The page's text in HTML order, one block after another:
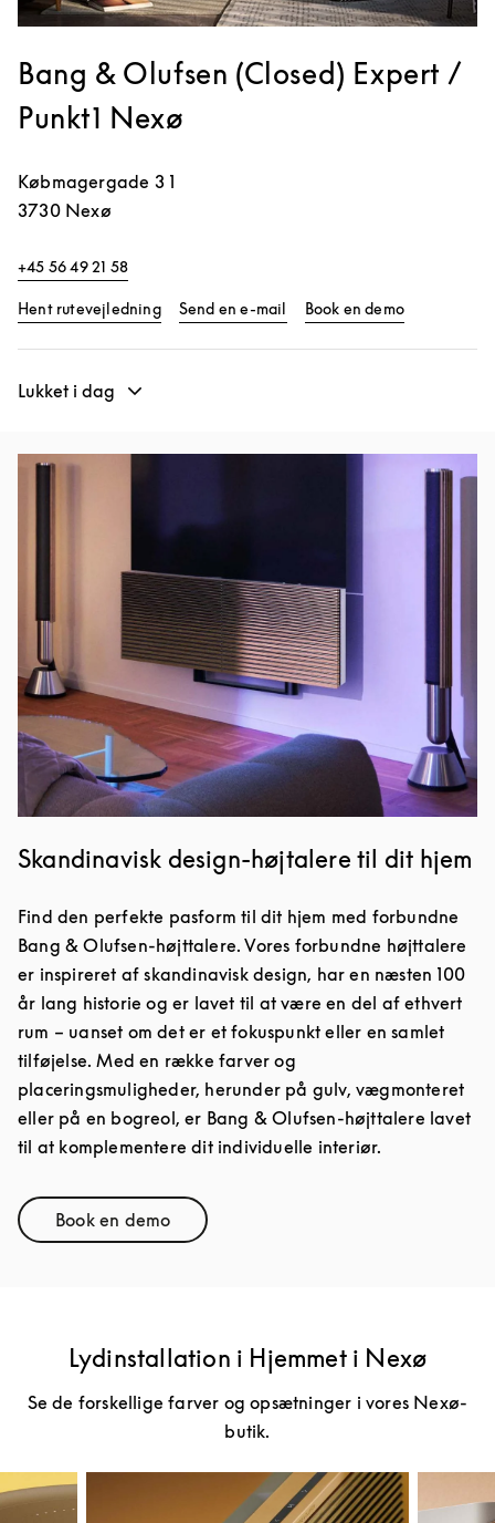
Bang & Olufsen (Closed) Expert /
Punkt1 Nexø
Købmagergade 3 1
3730 Nexø
+45 56 49 21 58
Hent rutevejledningLink Opens in New Tab
Send en e-mail Book en demo
Lukket i dag
Event-billede
Skandinavisk design-højtalere til dit hjem
Find den perfekte pasform til dit hjem med forbundne
Bang & Olufsen-højttalere. Vores forbundne højttalere
er inspireret af skandinavisk design, har en næsten 100
år lang historie og er lavet til at være en del af ethvert
rum – uanset om det er et fokuspunkt eller en samlet
tilføjelse. Med en række farver og
placeringsmuligheder, herunder på gulv, vægmonteret
eller på en bogreol, er Bang & Olufsen-højttalere lavet
til at komplementere dit individuelle interiør.
Book en demoLink Opens in New Tab
Lydinstallation i Hjemmet i Nexø
Se de forskellige farver og opsætninger i vores Nexø-
butik.